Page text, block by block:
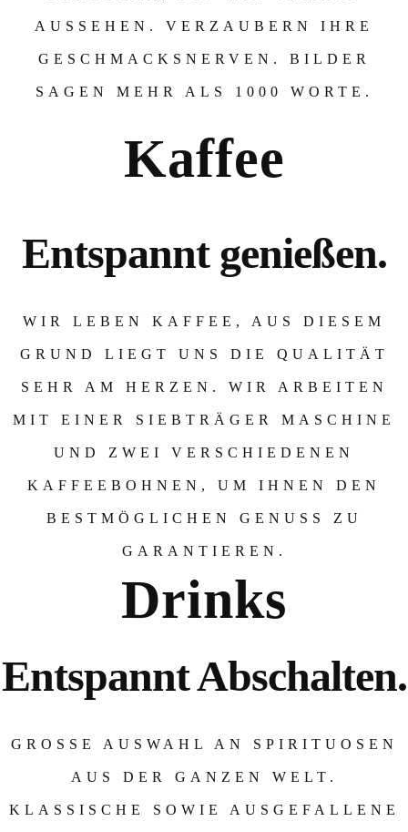
AUSSEHEN. VERZAUBERN IHRE
GESCHMACKSNERVEN. BILDER
SAGEN MEHR ALS 1000 WORTE.
Kaffee
Entspannt genießen.
WIR LEBEN KAFFEE, AUS DIESEM
GRUND LIEGT UNS DIE QUALITÄT
SEHR AM HERZEN. WIR ARBEITEN
MIT EINER SIEBTRÄGER MASCHINE
UND ZWEI VERSCHIEDENEN
KAFFEEBOHNEN, UM IHNEN DEN
BESTMÖGLICHEN GENUSS ZU
GARANTIEREN.
Drinks
Entspannt Abschalten.
GROSSE AUSWAHL AN SPIRITUOSEN A
US DER GANZEN WELT. K
LASSISCHE SOWIE AUSGEFALLENE L